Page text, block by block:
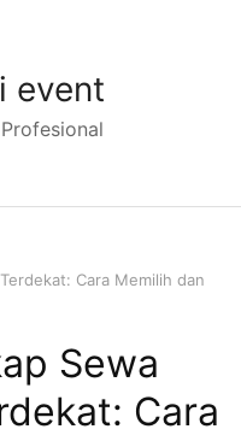
event
Cara Memilih dan
Sewa
Cara